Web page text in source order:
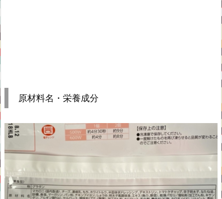
原材料名・栄養成分